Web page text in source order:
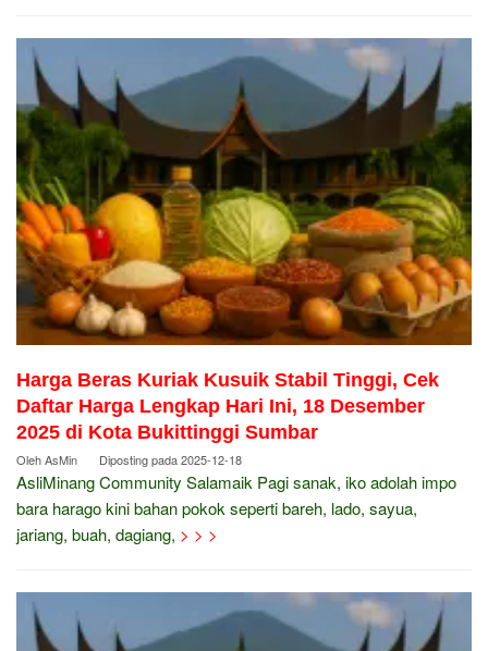
Harga Beras Kuriak Kusuik Stabil Tinggi, Cek
Daftar Harga Lengkap Hari Ini, 18 Desember
2025 di Kota Bukittinggi Sumbar
OlehAsMin Diposting pada2025-12-18
AsliMinang Community Salamaik Pagi sanak, iko adolah impo
bara harago kini bahan pokok seperti bareh, lado, sayua,
jariang, buah, dagiang, > > >